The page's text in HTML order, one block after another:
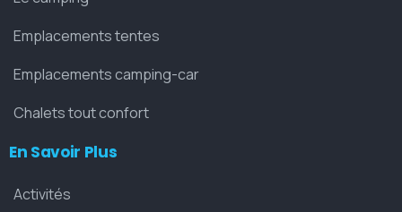
Emplacements tentes
Emplacements camping-car
Chalets tout confort
En Savoir Plus
Activités